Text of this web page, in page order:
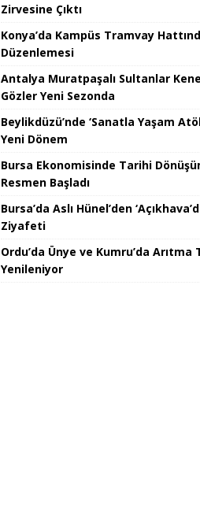
Zirvesine Çıktı
Konya’da Kampüs Tramvay
Düzenlemesi
Antalya Muratpaşalı Sultanlar
Gözler Yeni Sezonda
Beylikdüzü’nde ‘Sanatla Yaşam
Yeni Dönem
Bursa Ekonomisinde Tarihi
Resmen Başladı
Bursa’da Aslı Hünel’den
Ziyafeti
Ordu’da Ünye ve Kumru’da Arıtma
Yenileniyor